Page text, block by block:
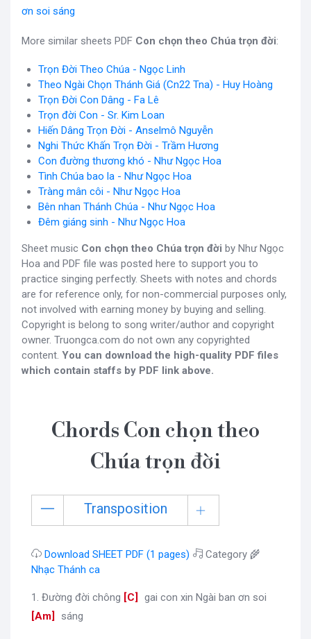
ơn soi sáng
More similar sheets PDF Con chọn theo Chúa trọn đời:
Trọn Đời Theo Chúa - Ngọc Linh
Theo Ngài Chọn Thánh Giá (Cn22 Tna) - Huy Hoàng
Trọn Đời Con Dâng - Fa Lê
Trọn đời Con - Sr. Kim Loan
Hiến Dâng Trọn Đời - Anselmô Nguyễn
Nghi Thức Khấn Trọn Đời - Trầm Hương
Con đường thương khó - Như Ngọc Hoa
Tình Chúa bao la - Như Ngọc Hoa
Tràng mân côi - Như Ngọc Hoa
Bên nhan Thánh Chúa - Như Ngọc Hoa
Đêm giáng sinh - Như Ngọc Hoa
Sheet music Con chọn theo Chúa trọn đời by Như Ngọc
Hoa and PDF file was posted here to support you to
practice singing perfectly. Sheets with notes and chords
are for reference only, for non-commercial purposes only,
not involved with earning money by buying and selling.
Copyright is belong to song writer/author and copyright
owner. Truongca.com do not own any copyrighted
content. You can download the high-quality PDF files
which contain staffs by PDF link above.
Chords Con chọn theo
Chúa trọn đời
Transposition
Download SHEET PDF (1 pages)
Category 🌾
Nhạc Thánh ca
1. Đường đời chông [C gai con xin Ngài ban ơn soi
Am
sáng